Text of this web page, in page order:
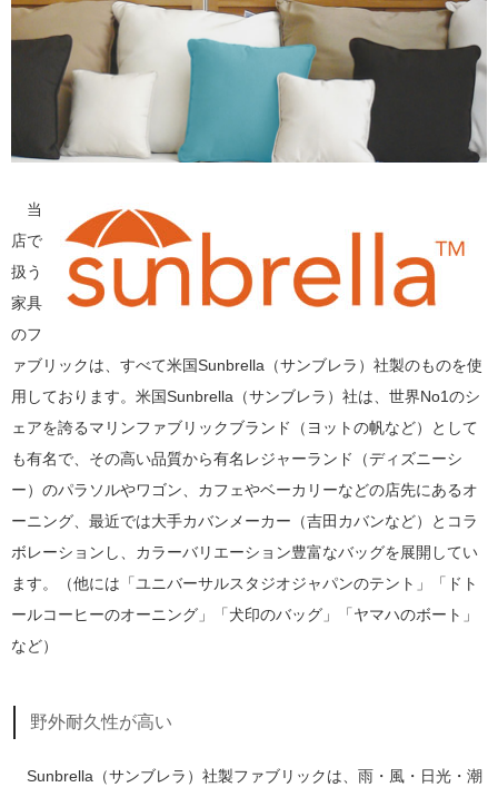
当
店で
扱う
家具
のフ
ァブリックは、すべて米国Sunbrella（サンブレラ）社製のものを使
用しております。米国Sunbrella（サンブレラ）社は、世界No1のシ
ェアを誇るマリンファブリックブランド（ヨットの帆など）として
も有名で、その高い品質から有名レジャーランド（ディズニーシ
ー）のパラソルやワゴン、カフェやベーカリーなどの店先にあるオ
ーニング、最近では大手カバンメーカー（吉田カバンなど）とコラ
ボレーションし、カラーバリエーション豊富なバッグを展開してい
ます。（他には「ユニバーサルスタジオジャパンのテント」「ドト
ールコーヒーのオーニング」「犬印のバッグ」「ヤマハのボート」
など）
野外耐久性が高い
Sunbrella（サンブレラ）社製ファブリックは、雨・風・日光・潮